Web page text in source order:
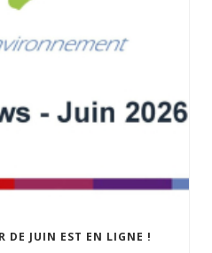
DE JUIN EST EN LIGNE !